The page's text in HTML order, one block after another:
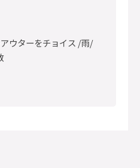
ウターをチョイス /雨/